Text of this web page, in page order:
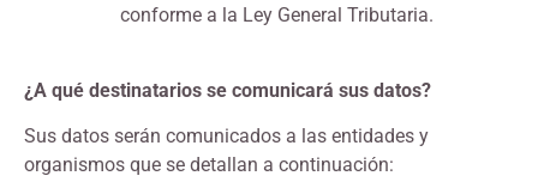
conforme a la Ley General Tributaria.
¿A qué destinatarios se comunicará sus datos?
Sus datos serán comunicados a las entidades y
organismos que se detallan a continuación: